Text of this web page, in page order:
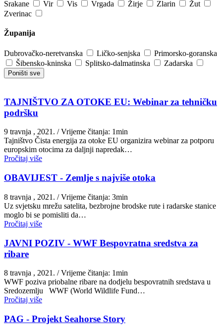
Srakane
Vir Vis Vrgada Žirje Zlarin
Žut
Zverinac
Županija
Dubrovačko-neretvanska Ličko-senjska
Primorsko-goranska
Šibensko-kninska
Splitsko-dalmatinska Zadarska
Poništi sve
TAJNIŠTVO ZA OTOKE EU: Webinar za tehničku
podršku
9 travnja , 2021. / Vrijeme čitanja: 1min
Tajništvo Čista energija za otoke EU organizira webinar za potporu
europskim otocima za daljnji napredak…
Pročitaj više
OBAVIJEST - Zemlje s najviše otoka
8 travnja , 2021. / Vrijeme čitanja: 3min
Uz svjetsku mrežu satelita, bezbrojne brodske rute i radarske stanice
moglo bi se pomisliti da…
Pročitaj više
JAVNI POZIV - WWF Bespovratna sredstva za
ribare
8 travnja , 2021. / Vrijeme čitanja: 1min
WWF poziva priobalne ribare na dodjelu bespovratnih sredstava u
Sredozemlju WWF (World Wildlife Fund…
Pročitaj više
PAG - Projekt Seahorse Story